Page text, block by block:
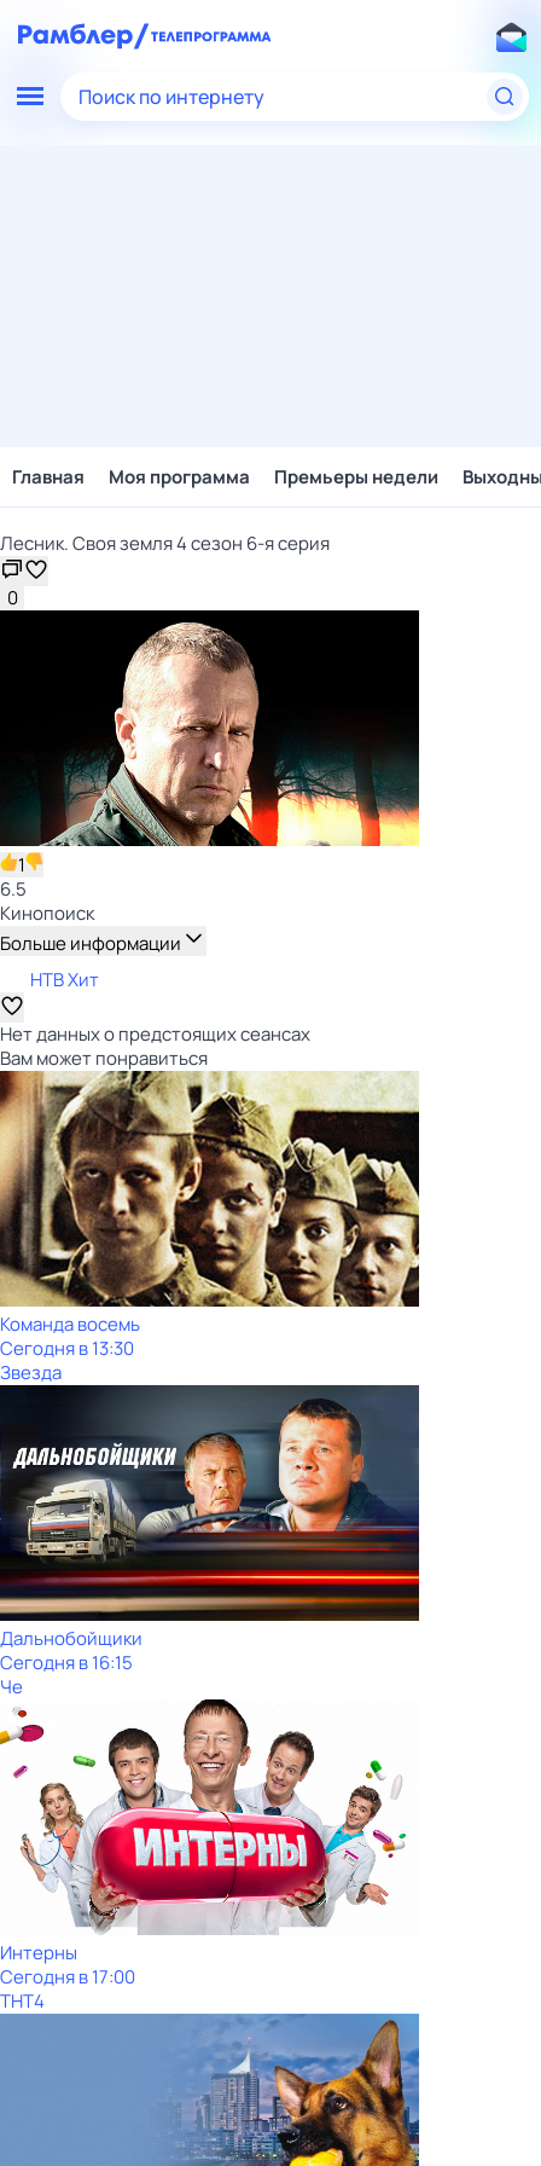
Поиск по интернету
Главная Моя программа Премьеры недели
Лесник. Своя земля 4 сезон 6-я серия
0
1
6.5
Кинопоиск
Больше информации
НТВ Хит
Нет данных о предстоящих сеансах
Вам может понравиться
Команда восемь
Сегодня в 13:30
Звезда
Дальнобойщики
Сегодня в 16:15
Че
Интерны
Сегодня в 17:00
ТНТ4